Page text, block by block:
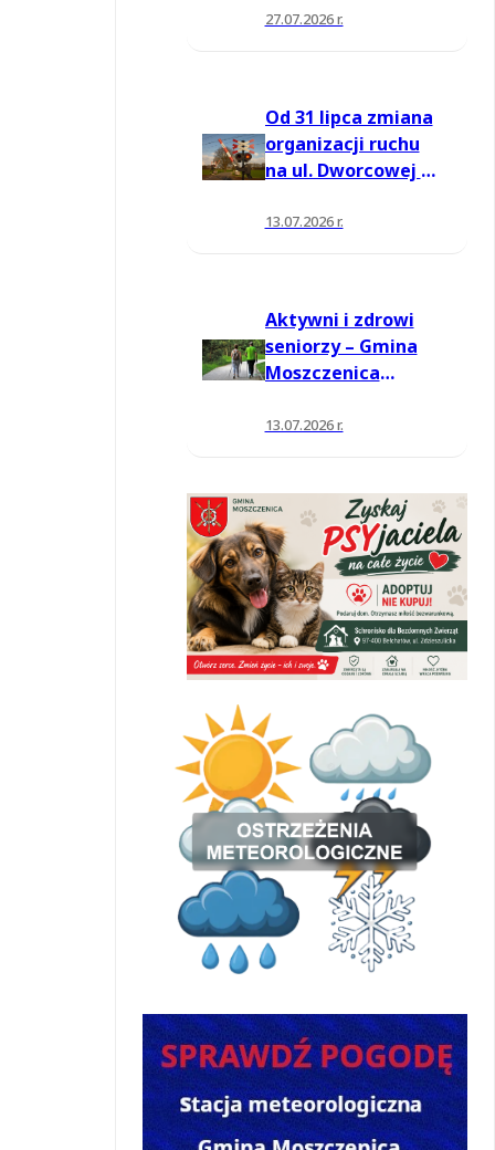
27.07.2026 r.
Od 31 lipca zmiana
organizacji ruchu
na ul. Dworcowej w
13.07.2026 r.
Aktywni i zdrowi
seniorzy – Gmina
Moszczenica
na nowe zajęcia
13.07.2026 r.